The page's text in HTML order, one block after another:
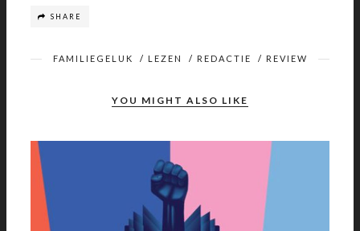
SHARE
FAMILIEGELUK / LEZEN / REDACTIE / REVIEW
YOU MIGHT ALSO LIKE